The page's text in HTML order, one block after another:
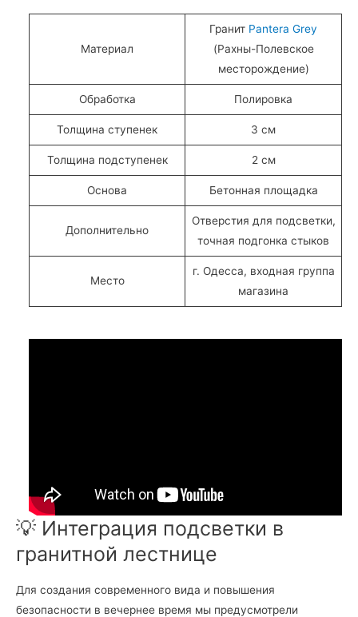
Материал
Гранит Pantera Grey
(Рахны-Полевское
месторождение)
Обработка Полировка
Толщина ступенек 3 см
Толщина подступенек 2 см
Основа Бетонная площадка
Дополнительно
Отверстия для подсветки,
точная подгонка стыков
Место
г. Одесса, входная группа
магазина
💡 Интеграция подсветки в
гранитной лестнице
Для создания современного вида и повышения
безопасности в вечернее время мы предусмотрели